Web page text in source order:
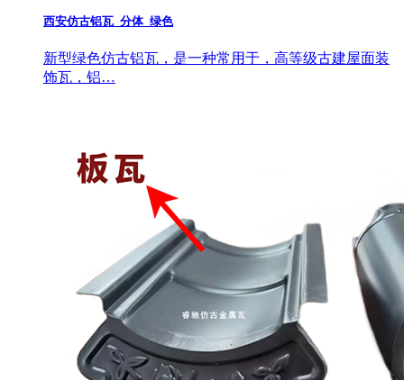
西安仿古铝瓦_分体_绿色
新型绿色仿古铝瓦，是一种常用于，高等级古建屋面装
饰瓦，铝…